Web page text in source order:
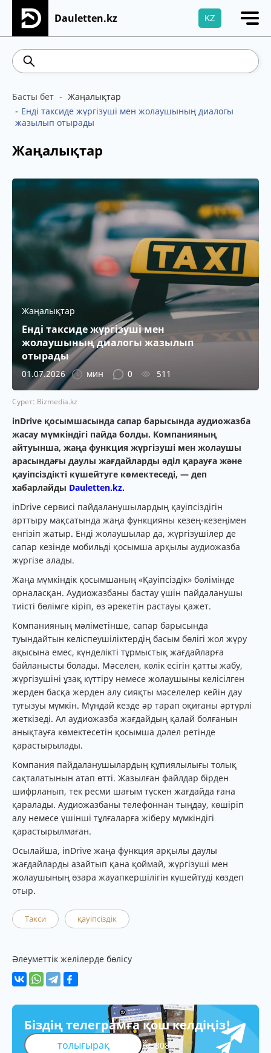
Dauletten.kz KZ
Сіздің өтінішіңіз сәтті жіберілді, Рақмет!
Басты бет
Жаңалықтар
Енді таксиде жүргізуші мен жолаушының диалогы
жазылып отырады
Жаңалықтар
Жаңалықтар
Енді таксиде жүргізуші мен
жолаушының диалогы жазылып
отырады
01.07.2026 мин 0 511
Сурет: Bizmedia.kz
inDrive қосымшасында сапар барысында аудиожазба
жасау мүмкіндігі пайда болды. Компанияның
айтуынша, жаңа функция жүргізуші мен жолаушы
арасындағы даулы жағдайларды әділ қарауға және
қауіпсіздікті күшейтуге көмектеседі, — деп
хабарлайды Dauletten.kz.
inDrive сервисі пайдаланушылардың қауіпсіздігін
арттыру мақсатында жаңа функцияны кезең-кезеңімен
енгізіп жатыр. Енді жолаушылар да, жүргізушілер де
сапар кезінде мобильді қосымша арқылы аудиожазба
жүргізе алады.
Жаңа мүмкіндік қосымшаның «Қауіпсіздік» бөлімінде
орналасқан. Аудиожазбаны бастау үшін пайдаланушы
тиісті бөлімге кіріп, өз әрекетін растауы қажет.
Компанияның мәліметінше, сапар барысында
туындайтын келіспеушіліктердің басым бөлігі жол жүру
ақысына емес, күнделікті тұрмыстық жағдайларға
байланысты болады. Мәселен, көлік есігін қатты жабу,
жүргізушіні ұзақ күттіру немесе жолаушыны келісілген
жерден басқа жерден алу сияқты мәселелер кейін дау
туғызуы мүмкін. Мұндай кезде әр тарап оқиғаны әртүрлі
жеткізеді. Ал аудиожазба жағдайдың қалай болғанын
анықтауға көмектесетін қосымша дәлел ретінде
қарастырылады.
Компания пайдаланушылардың құпиялылығы толық
сақталатынын атап өтті. Жазылған файлдар бірден
шифрланып, тек ресми шағым түскен жағдайда ғана
қаралады. Аудиожазбаны телефоннан тыңдау, көшіріп
алу немесе үшінші тұлғаларға жіберу мүмкіндігі
қарастырылмаған.
Осылайша, inDrive жаңа функция арқылы даулы
жағдайларды азайтып қана қоймай, жүргізуші мен
жолаушының өзара жауапкершілігін күшейтуді көздеп
отыр.
Такси қауіпсіздік
Әлеуметтік желілерде бөлісу
Біздің телеграмға қош келдіңіз!
толығырақ 308